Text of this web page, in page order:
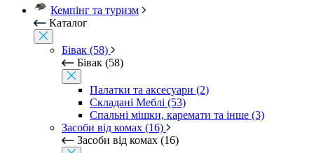
Кемпінг та туризм
Каталог
Бівак (58)
Бівак (58)
Палатки та аксесуари (2)
Складані Меблі (53)
Спальні мішки, каремати та інше (3)
Засоби від комах (16)
Засоби від комах (16)